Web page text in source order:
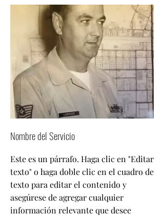
Nombre del Servicio
Este es un párrafo. Haga clic en "Editar
texto" o haga doble clic en el cuadro de
texto para editar el contenido y
asegúrese de agregar cualquier
información relevante que desee